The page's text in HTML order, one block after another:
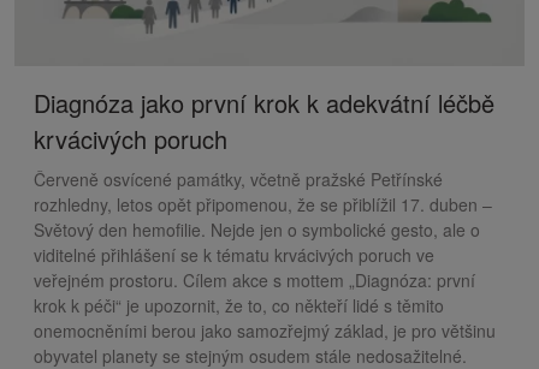
Diagnóza jako první krok k adekvátní léčbě
krvácivých poruch
Červeně osvícené památky, včetně pražské Petřínské
rozhledny, letos opět připomenou, že se přiblížil 17. duben –
Světový den hemofilie. Nejde jen o symbolické gesto, ale o
viditelné přihlášení se k tématu krvácivých poruch ve
veřejném prostoru. Cílem akce s mottem „Diagnóza: první
krok k péči“ je upozornit, že to, co někteří lidé s těmito
onemocněními berou jako samozřejmý základ, je pro většinu
obyvatel planety se stejným osudem stále nedosažitelné.